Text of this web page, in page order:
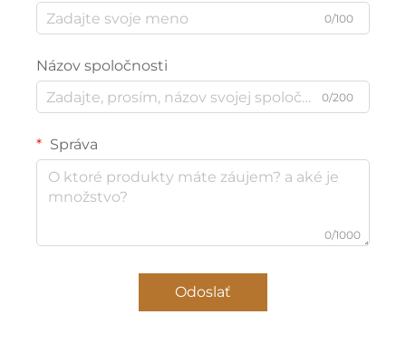
0/100
Názov spoločnosti
0/200
Správa
0/1000
Odoslať